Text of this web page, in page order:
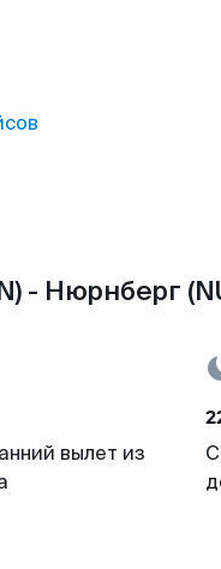
- Нюрнберг
вылет из